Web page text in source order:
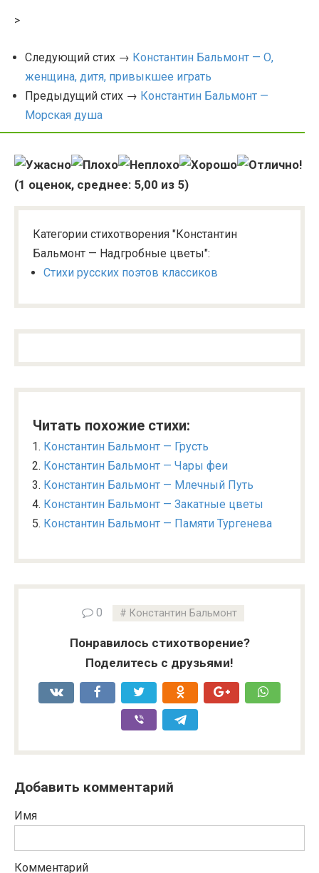
>
Следующий стих → Константин Бальмонт — О,
женщина, дитя, привыкшее играть
Предыдущий стих → Константин Бальмонт —
Морская душа
(1 оценок, среднее: 5,00 из 5)
Категории стихотворения "Константин
Бальмонт — Надгробные цветы":
Стихи русских поэтов классиков
Читать похожие стихи:
Константин Бальмонт — Грусть
Константин Бальмонт — Чары феи
Константин Бальмонт — Млечный Путь
Константин Бальмонт — Закатные цветы
Константин Бальмонт — Памяти Тургенева
0 Константин Бальмонт
Понравилось стихотворение?
Поделитесь с друзьями!
Добавить комментарий
Имя
Комментарий